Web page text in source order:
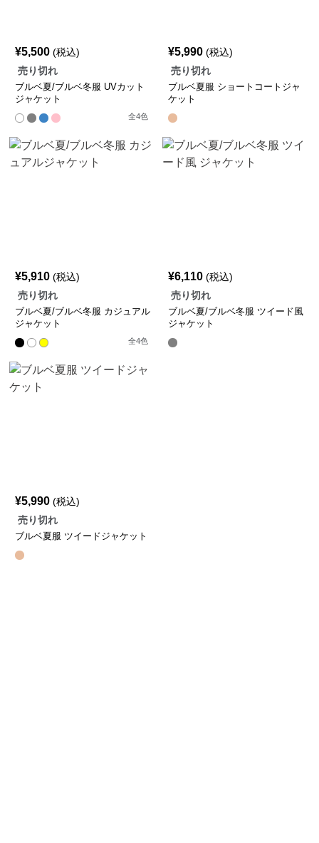
¥5,500 (税込)
売り切れ
ブルベ夏/ブルベ冬服 UVカット
ジャケット
全4色
¥5,990 (税込)
売り切れ
ブルベ夏服 ショートコートジャ
ケット
¥5,910 (税込)
売り切れ
ブルベ夏/ブルベ冬服 カジュアル
ジャケット
全4色
¥6,110 (税込)
売り切れ
ブルベ夏/ブルベ冬服 ツイード風
ジャケット
¥5,990 (税込)
売り切れ
ブルベ夏服 ツイードジャケット